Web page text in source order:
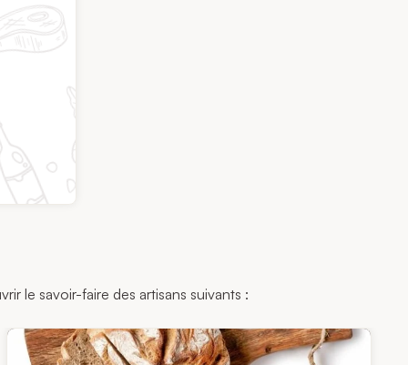
le savoir-faire des artisans suivants :